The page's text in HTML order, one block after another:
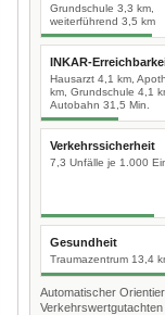
Grundschule 3,3 km,
weiterführend 3,5 km
INKAR-
Hausarzt 4,1 km,
km, Grundschule 4,1
Autobahn 31,5 Min.
Verkehrssicherheit
7,3 Unfälle je 1.000
Gesundheit
Traumazentrum 13,4
Automatischer
Verkehrswertgutachten